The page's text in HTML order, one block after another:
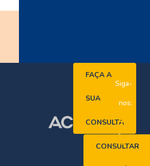
FAÇA A
SUA
CONSULTA
CONSULTAR
Siga-
nos: